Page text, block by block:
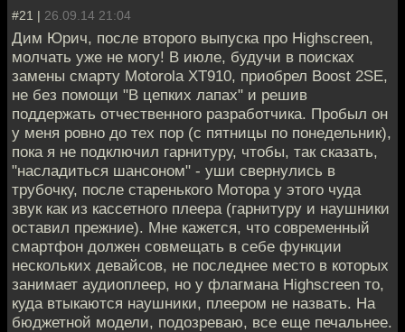
#21 | 26.09.14 21:04
Дим Юрич, после второго выпуска про Highscreen,
молчать уже не могу! В июле, будучи в поисках
замены смарту Motorola XT910, приобрел Boost 2SE,
не без помощи "В цепких лапах" и решив
поддержать отчественного разработчика. Пробыл он
у меня ровно до тех пор (с пятницы по понедельник),
пока я не подключил гарнитуру, чтобы, так сказать,
"насладиться шансоном" - уши свернулись в
трубочку, после старенького Мотора у этого чуда
звук как из кассетного плеера (гарнитуру и наушники
оставил прежние). Мне кажется, что современный
смартфон должен совмещать в себе функции
нескольких девайсов, не последнее место в которых
занимает аудиоплеер, но у флагмана Highscreen то,
куда втыкаются наушники, плеером не назвать. На
бюджетной модели, подозреваю, все еще печальнее.